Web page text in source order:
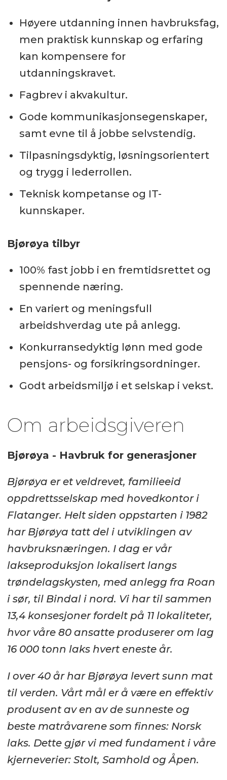
Høyere utdanning innen havbruksfag,
men praktisk kunnskap og erfaring
kan kompensere for
utdanningskravet.
Fagbrev i akvakultur.
Gode kommunikasjonsegenskaper,
samt evne til å jobbe selvstendig.
Tilpasningsdyktig, løsningsorientert
og trygg i lederrollen.
Teknisk kompetanse og IT-
kunnskaper.
Bjørøya tilbyr
100% fast jobb i en fremtidsrettet og
spennende næring.
En variert og meningsfull
arbeidshverdag ute på anlegg.
Konkurransedyktig lønn med gode
pensjons- og forsikringsordninger.
Godt arbeidsmiljø i et selskap i vekst.
Om arbeidsgiveren
Bjørøya - Havbruk for generasjoner
Bjørøya er et veldrevet, familieeid
oppdrettsselskap med hovedkontor i
Flatanger. Helt siden oppstarten i 1982
har Bjørøya tatt del i utviklingen av
havbruksnæringen. I dag er vår
lakseproduksjon lokalisert langs
trøndelagskysten, med anlegg fra Roan
i sør, til Bindal i nord. Vi har til sammen
13,4 konsesjoner fordelt på 11 lokaliteter,
hvor våre 80 ansatte produserer om lag
16 000 tonn laks hvert eneste år.
I over 40 år har Bjørøya levert sunn mat
til verden. Vårt mål er å være en effektiv
produsent av en av de sunneste og
beste matråvarene som finnes: Norsk
laks. Dette gjør vi med fundament i våre
kjerneverier: Stolt, Samhold og Åpen.